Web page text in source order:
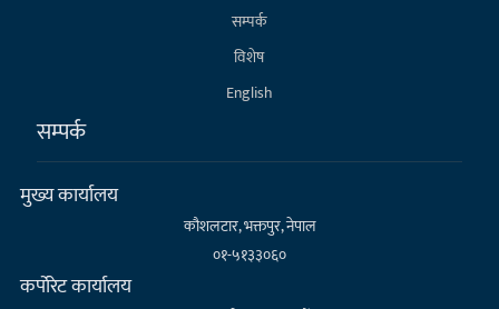
सम्पर्क
विशेष
English
सम्पर्क
मुख्य कार्यालय
कौशलटार, भक्तपुर, नेपाल
०१-५१३३०६०
कर्पाेरेट कार्यालय